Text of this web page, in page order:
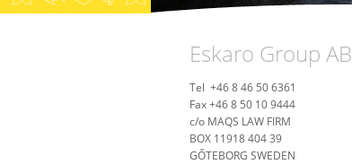
Eskaro Group AB
Tel +46 8 46 50 6361
Fax +46 8 50 10 9444
c/о MAQS LAW FIRM
BOX 11918 404 39
GŐTEBORG SWEDEN